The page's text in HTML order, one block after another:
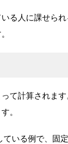
る人に課せられ
て計算されます
。
いる例で、固